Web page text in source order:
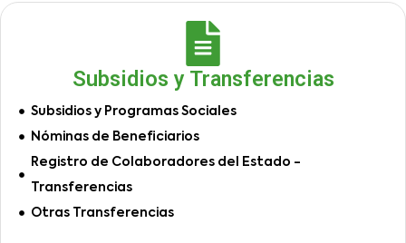
Subsidios y Transferencias
Subsidios y Programas Sociales
Nóminas de Beneficiarios
Registro de Colaboradores del Estado -
Transferencias
Otras Transferencias